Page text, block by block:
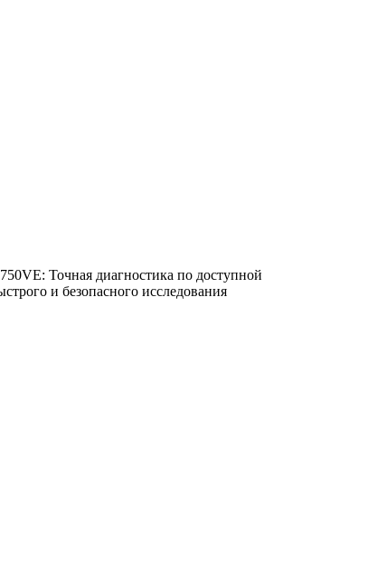
Точная диагностика по доступной
и безопасного исследования